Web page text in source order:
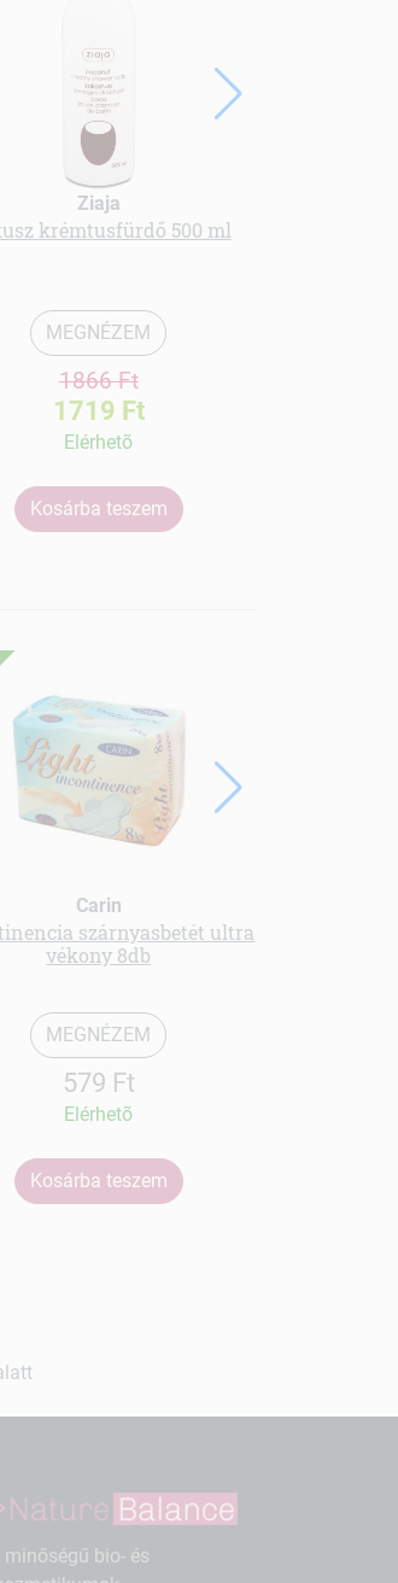
Ziaja
krémtusfürdő 500 ml
MEGNÉZEM
1866 Ft
1719 Ft
Elérhetõ
Kosárba teszem
Carin
szárnyasbetét ultra
vékony 8db
MEGNÉZEM
579 Ft
Elérhetõ
Kosárba teszem
bio- és